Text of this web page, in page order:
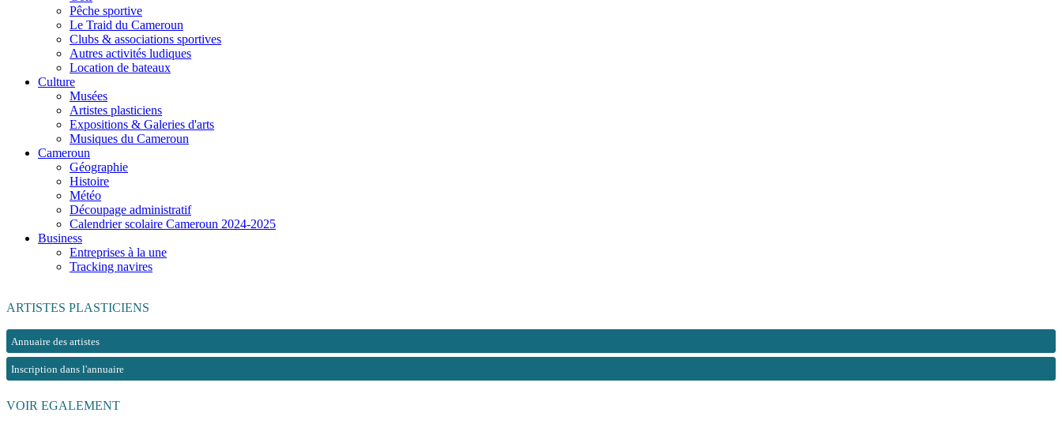
Pêche sportive
Le Traid du Cameroun
Clubs & associations sportives
Autres activités ludiques
Location de bateaux
Culture
Musées
Artistes plasticiens
Expositions & Galeries d'arts
Musiques du Cameroun
Cameroun
Géographie
Histoire
Météo
Découpage administratif
Calendrier scolaire Cameroun 2024-2025
Business
Entreprises à la une
Tracking navires
ARTISTES PLASTICIENS
Annuaire des artistes
Inscription dans l'annuaire
VOIR EGALEMENT